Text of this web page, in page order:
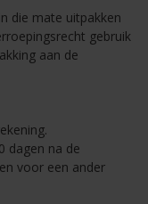
die mate uitpakken
gebruik
aan de
dagen na de
voor een ander